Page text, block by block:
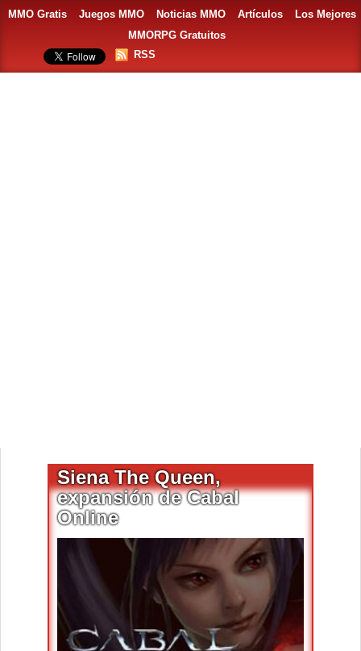
MMO Gratis Juegos MMO Noticias MMO Artículos
Los Mejores
MMORPG Gratuitos
RSS
Siena The Queen,
expansión de Cabal
Online